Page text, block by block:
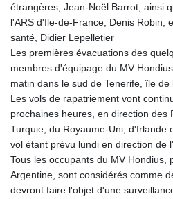
étrangères, Jean-Noël Barrot, ainsi
l'ARS d'Ile-de-France, Denis Robin,
santé, Didier Lepelletier
Les premières évacuations des
membres d'équipage du MV
matin dans le sud de Tenerife, île de
Les vols de rapatriement vont
prochaines heures, en direction des
Turquie, du Royaume-Uni, d'Irlande
vol étant prévu lundi en direction de
Tous les occupants du MV Hondius,
Argentine, sont considérés comme
devront faire l'objet d'une